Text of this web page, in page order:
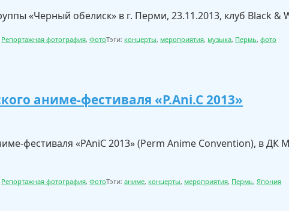
«Черный обелиск» в г. Перми, 23.11.2013, клуб Black &
Репортажная фотография,ФотоТэги: концерты, мероприятия, музыка, Пермь,фото
аниме-фестиваля «P.Ani.C 2013»
фестиваля «PAniC 2013» (Perm Anime Convention), в ДК
Репортажная фотография,ФотоТэги:аниме, концерты, мероприятия, Пермь, Япония